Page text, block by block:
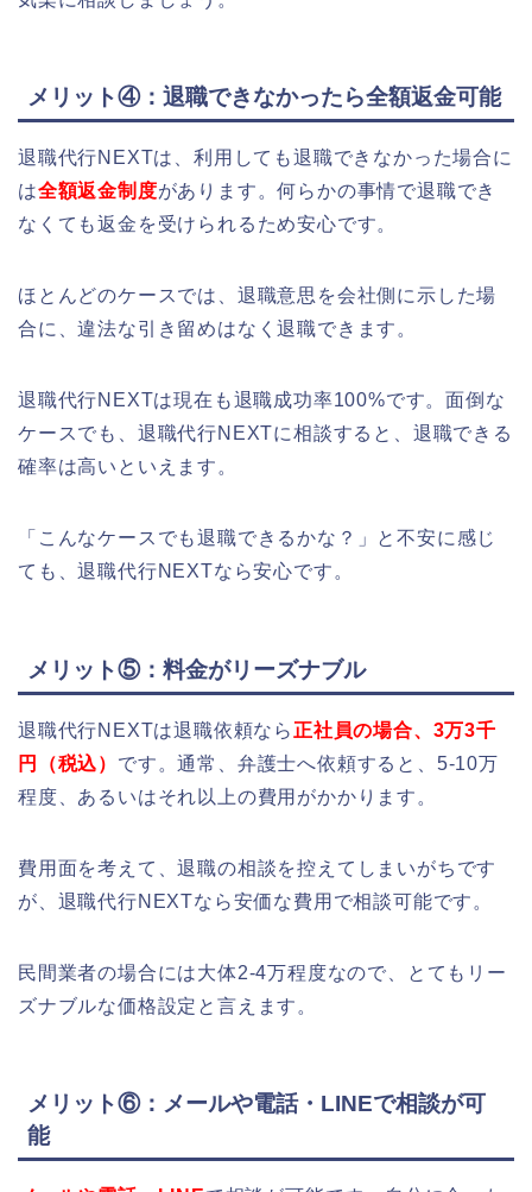
メリット④：退職できなかったら全額返金可能
退職代行NEXTは、利用しても退職できなかった場合に
は全額返金制度があります。何らかの事情で退職でき
なくても返金を受けられるため安心です。
ほとんどのケースでは、退職意思を会社側に示した場
合に、違法な引き留めはなく退職できます。
退職代行NEXTは現在も退職成功率100%です。面倒な
ケースでも、退職代行NEXTに相談すると、退職できる
確率は高いといえます。
「こんなケースでも退職できるかな？」と不安に感じ
ても、退職代行NEXTなら安心です。
メリット⑤：料金がリーズナブル
退職代行NEXTは退職依頼なら 正社員の場合、3万3千
円（税込） です。通常、弁護士へ依頼すると、5-10万
程度、あるいはそれ以上の費用がかかります。
費用面を考えて、退職の相談を控えてしまいがちです
が、退職代行NEXTなら安価な費用で相談可能です。
民間業者の場合には大体2-4万程度なので、とてもリー
ズナブルな価格設定と言えます。
メリット⑥：メールや電話・LINEで相談が可
能